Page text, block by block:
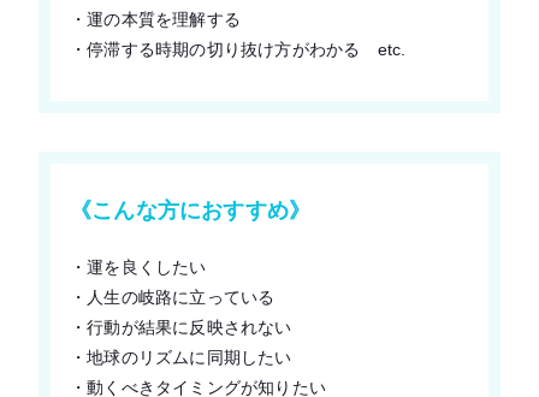
・運の本質を理解する
・停滞する時期の切り抜け方がわかる etc.
《こんな方におすすめ》
・運を良くしたい
・人生の岐路に立っている
・行動が結果に反映されない
・地球のリズムに同期したい
・動くべきタイミングが知りたい